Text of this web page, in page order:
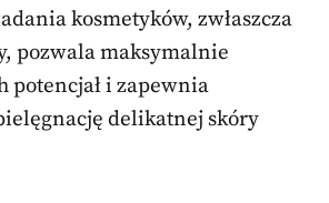
kosmetyków, zwłaszcza
pozwala maksymalnie
potencjał i zapewnia
delikatnej skóry